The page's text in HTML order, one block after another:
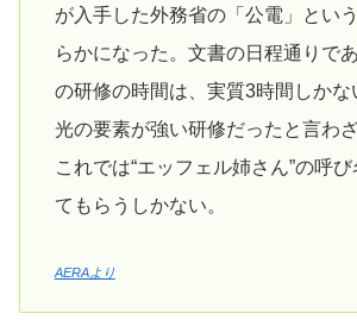
が入手した外務省の「公電」とい
らかになった。文書の日程通りで
の研修の時間は、実質3時間しかな
光の要素が強い研修だったと言わ
これでは“エッフェル姉さん”の呼
てもらうしかない。
AERAより